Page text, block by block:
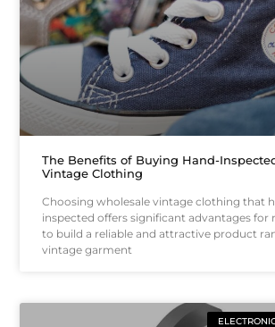
The Benefits of Buying Hand-
Vintage Clothing
Choosing wholesale vintage clothing that
inspected offers significant advantages for
to build a reliable and attractive product
vintage garment